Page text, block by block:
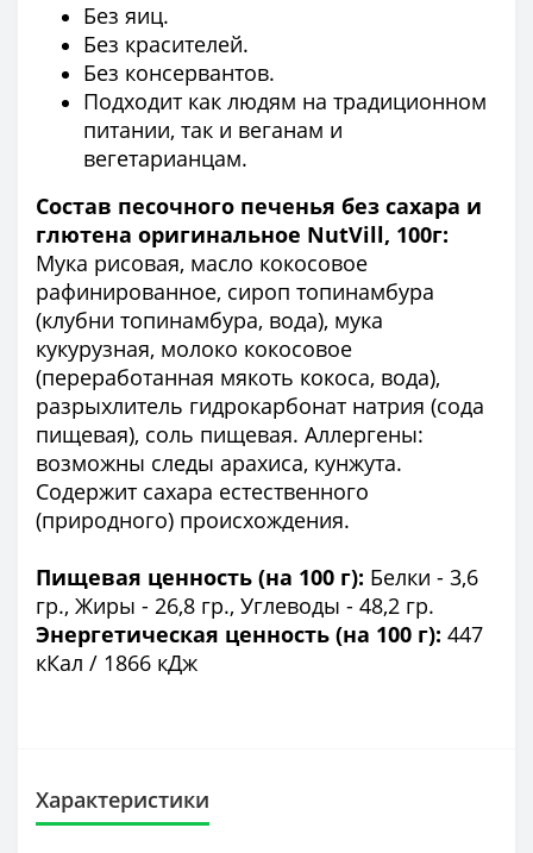
Без яиц.
Без красителей.
Без консервантов.
Подходит как людям на традиционном
питании, так и веганам и
вегетарианцам.
Состав песочного печенья без сахара и
глютена оригинальное NutVill, 100г:
Мука рисовая, масло кокосовое
рафинированное, сироп топинамбура
(клубни топинамбура, вода), мука
кукурузная, молоко кокосовое
(переработанная мякоть кокоса, вода),
разрыхлитель гидрокарбонат натрия (сода
пищевая), соль пищевая. Аллергены:
возможны следы арахиса, кунжута.
Содержит сахара естественного
(природного) происхождения.
Пищевая ценность (на 100 г): Белки - 3,6
гр., Жиры - 26,8 гр., Углеводы - 48,2 гр.
Энергетическая ценность (на 100 г): 447
кКал / 1866 кДж
Характеристики